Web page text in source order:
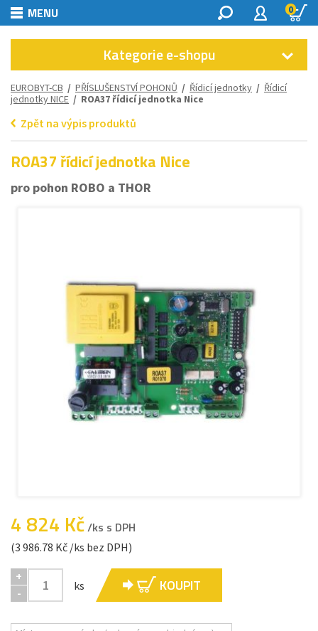
MENU 0
Kategorie e-shopu
EUROBYT-CB / PŘÍSLUŠENSTVÍ POHONŮ / Řídicí jednotky / Řídicí
jednotky NICE / ROA37 řídicí jednotka Nice
Zpět na výpis produktů
ROA37 řídicí jednotka Nice
pro pohon ROBO a THOR
4 824 Kč/ks s DPH
(3 986.78 Kč /ks bez DPH)
+
-
ks KOUPIT